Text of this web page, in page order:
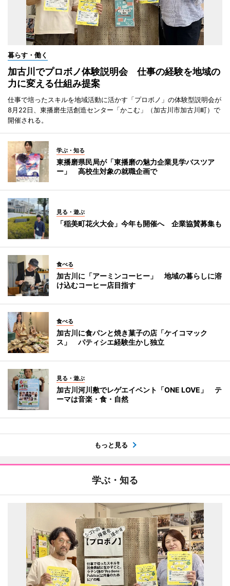
暮らす・働く
加古川でプロボノ体験説明会 仕事の経験を地域の
力に変える仕組み提案
仕事で培ったスキルを地域活動に活かす「プロボノ」の体験型説明会が
8月22日、東播磨生活創造センター「かこむ」（加古川市加古川町）で
開催される。
学ぶ・知る
東播磨県民局が「東播磨の魅力企業見学バスツア
ー」 高校生対象の就職企画で
見る・遊ぶ
「稲美町花火大会」今年も開催へ 企業協賛募集も
食べる
加古川に「アーミンコーヒー」 地域の暮らしに溶
け込むコーヒー店目指す
食べる
加古川に食パンと焼き菓子の店「ケイコマック
ス」 パティシエ経験生かし独立
見る・遊ぶ
加古川河川敷でレゲエイベント「ONE LOVE」 テ
ーマは音楽・食・自然
もっと見る
学ぶ・知る